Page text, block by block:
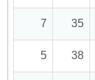
35
7
38
5